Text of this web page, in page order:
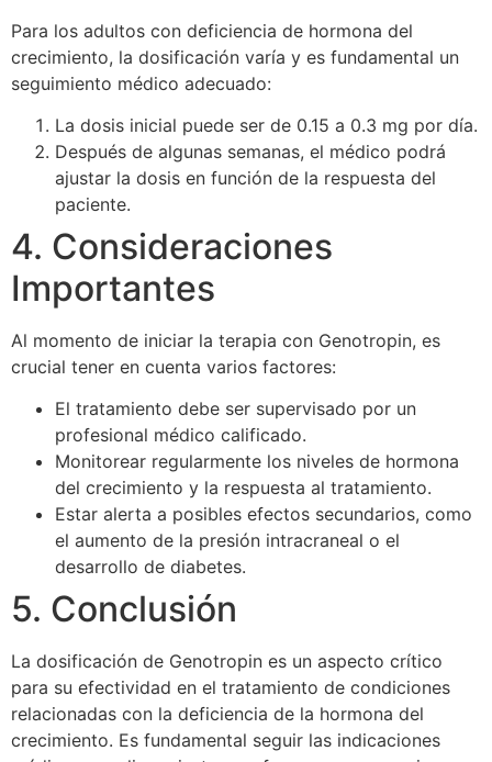
Para los adultos con deficiencia de hormona del
crecimiento, la dosificación varía y es fundamental un
seguimiento médico adecuado:
La dosis inicial puede ser de 0.15 a 0.3 mg por día.
Después de algunas semanas, el médico podrá
ajustar la dosis en función de la respuesta del
paciente.
4. Consideraciones
Importantes
Al momento de iniciar la terapia con Genotropin, es
crucial tener en cuenta varios factores:
El tratamiento debe ser supervisado por un
profesional médico calificado.
Monitorear regularmente los niveles de hormona
del crecimiento y la respuesta al tratamiento.
Estar alerta a posibles efectos secundarios, como
el aumento de la presión intracraneal o el
desarrollo de diabetes.
5. Conclusión
La dosificación de Genotropin es un aspecto crítico
para su efectividad en el tratamiento de condiciones
relacionadas con la deficiencia de la hormona del
crecimiento. Es fundamental seguir las indicaciones